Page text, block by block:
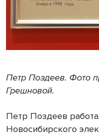
Петр Поздеев. Фото
Грешновой.
Петр Поздеев
Новосибирского